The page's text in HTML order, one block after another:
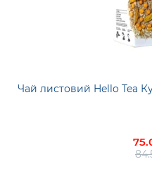
Чай листовий Hello Tea